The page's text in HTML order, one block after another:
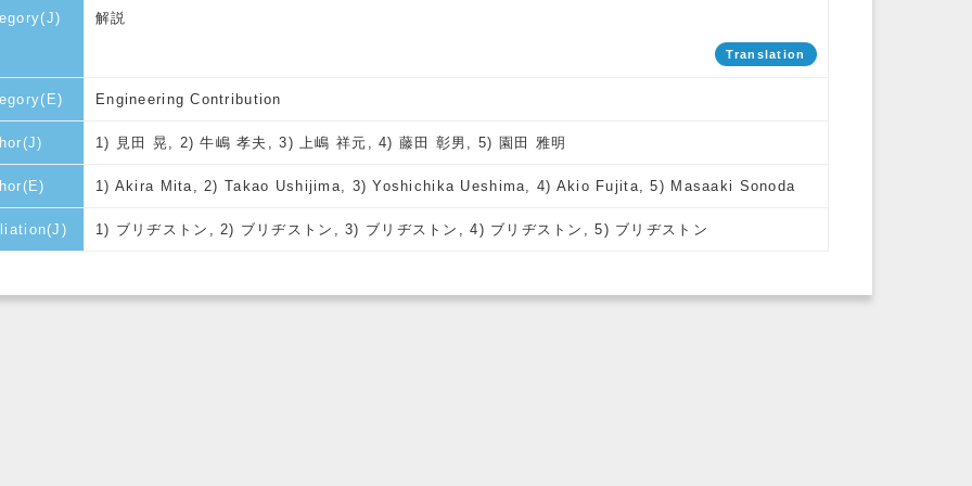
解説
Translation
Engineering Contribution
1) 見田 晃, 2) 牛嶋 孝夫, 3) 上嶋 祥元, 4) 藤田 彰男, 5) 園田 雅明
1) Akira Mita, 2) Takao Ushijima, 3) Yoshichika Ueshima, 4) Akio Fujita, 5) Masaaki Sonoda
1) ブリヂストン, 2) ブリヂストン, 3) ブリヂストン, 4) ブリヂストン, 5) ブリヂストン